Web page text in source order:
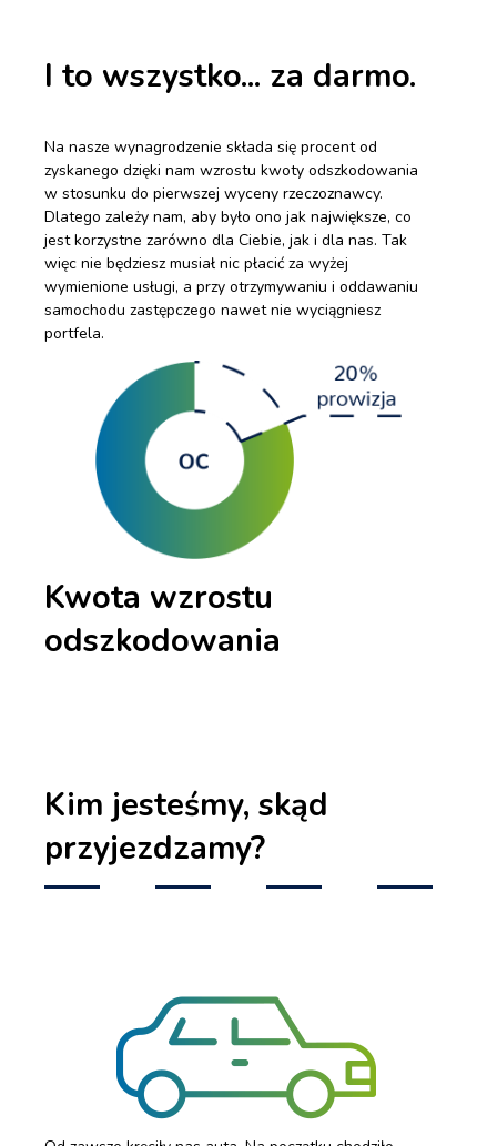
I to wszystko... za darmo.
Na nasze wynagrodzenie składa się procent od
zyskanego dzięki nam wzrostu kwoty odszkodowania
w stosunku do pierwszej wyceny rzeczoznawcy.
Dlatego zależy nam, aby było ono jak największe, co
jest korzystne zarówno dla Ciebie, jak i dla nas. Tak
więc nie będziesz musiał nic płacić za wyżej
wymienione usługi, a przy otrzymywaniu i oddawaniu
samochodu zastępczego nawet nie wyciągniesz
portfela.
Kwota wzrostu
odszkodowania
Kim jesteśmy, skąd
przyjezdzamy?